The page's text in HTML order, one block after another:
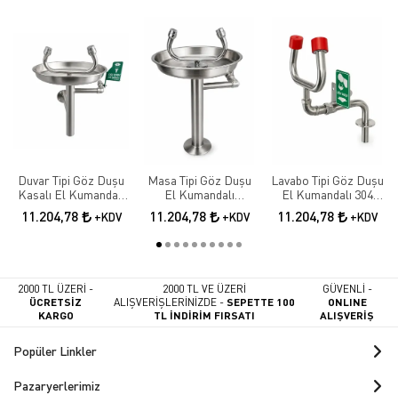
Duvar Tipi Göz Duşu
Kasalı El Kumandalı
Paslanmaz Çelik
11.204,78 +KDV
Masa Tipi Göz Duşu
El Kumandalı
Paslanmaz Çelik Göz
Yıkama İstasyonu
11.204,78 +KDV
Lavabo Tipi Göz Duşu
El Kumandalı 304
Paslanmaz Çelik Göz
Yıkama Sistemi
11.204,78 +KDV
2000 TL ÜZERİ -
ÜCRETSİZ
KARGO
2000 TL VE ÜZERİ
ALIŞVERİŞLERİNİZDE -SEPETTE 100
TL İNDİRİM FIRSATI
GÜVENLİ -
ONLINE
ALIŞVERİŞ
Popüler Linkler
Pazaryerlerimiz